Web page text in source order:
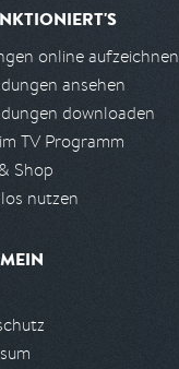
online aufzeichnen
ansehen
downloaden
TV Programm
Shop
nutzen